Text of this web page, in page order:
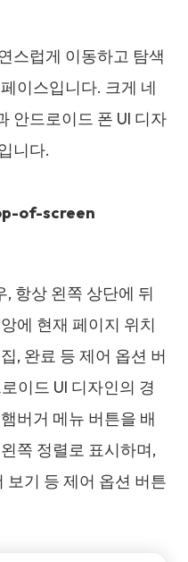
스럽게 이동하고 탐색
이스입니다. 크게 네
안드로이드 폰 UI 디자
니다.
of-screen
, 항상 왼쪽 상단에 뒤
에 현재 페이지 위치
, 완료 등 제어 옵션 버
이드 UI 디자인의 경
버거 메뉴 버튼을 배
쪽 정렬로 표시하며,
보기 등 제어 옵션 버튼